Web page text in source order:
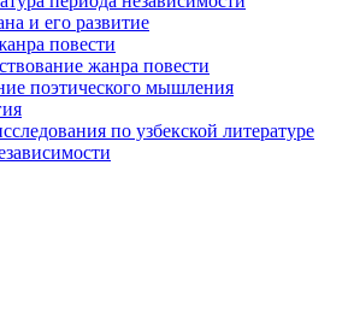
и его развитие
повести
жанра повести
поэтического мышления
по узбекской литературе